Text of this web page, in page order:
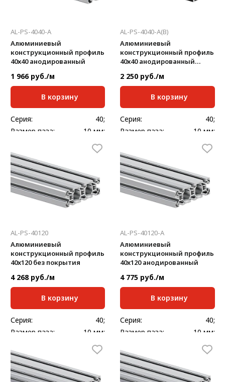
AL-PS-4040-A
Алюминиевый
конструкционный профиль
40х40 анодированный
1 966 руб./м
В корзину
Серия:
40;
Размер паза:
10 мм;
мм:
40x40
Стандартная длина,
мм:
Масса, кг/м:
1,5
AL-PS-4040-A(B)
Алюминиевый
конструкционный профиль
40х40 анодированный
2 250 руб./м
В корзину
Серия:
40;
Размер паза:
10 мм;
мм:
40x40
Стандартная длина,
мм:
Масса, кг/м:
1,5
AL-PS-40120
Алюминиевый
конструкционный профиль
40x120 без покрытия
4 268 руб./м
В корзину
Серия:
40;
Размер паза:
10 мм;
мм:
40х120
Стандартная длина,
мм:
6000
AL-PS-40120-A
Алюминиевый
конструкционный профиль
40x120 анодированный
4 775 руб./м
В корзину
Серия:
40;
Размер паза:
10 мм;
мм:
40х120
Стандартная длина,
мм:
6000